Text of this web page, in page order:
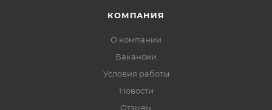
КОМПАНИЯ
О компании
Вакансии
Условия работы
Новости
Отзывы